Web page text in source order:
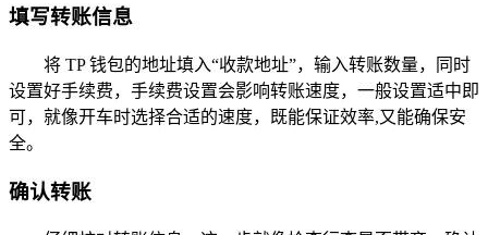
填写转账信息
将 TP 钱包的地址填入“收款地址”，输入转账数量，同时
设置好手续费，手续费设置会影响转账速度，一般设置适中即
可，就像开车时选择合适的速度，既能保证效率,又能确保安
全。
确认转账